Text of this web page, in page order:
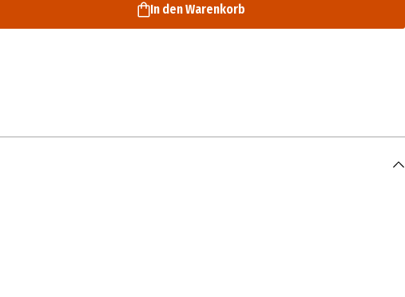
In den Warenkorb